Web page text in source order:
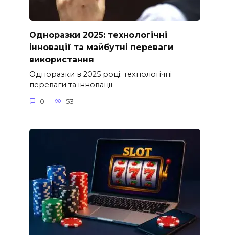
Одноразки 2025: технологічні
інновації та майбутні переваги
використання
Одноразки в 2025 році: технологічні
переваги та інновації
0 53